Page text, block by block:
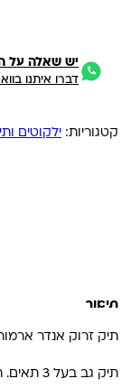
יש שאלה על
דברו איתנו
קטגוריות: ילקוטים
תיאור
תיק זרוק אנדר
תיק גב בעל 3 תאים. תא 1 גדול ו-2 תאים בקדמת התיק.